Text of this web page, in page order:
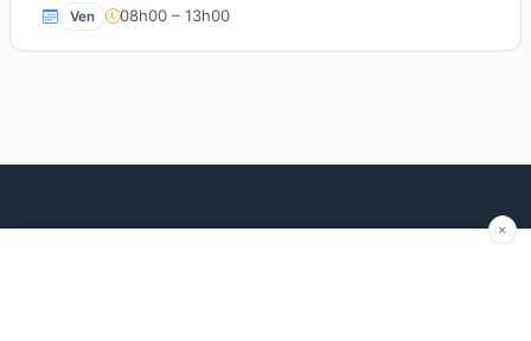
Ven 08h00 – 13h00
Explorer Blog